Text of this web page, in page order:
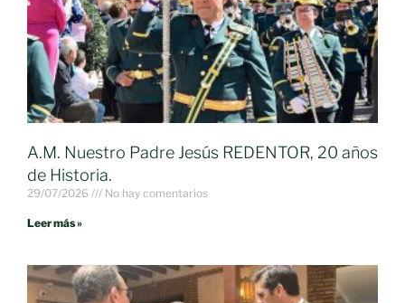
A.M. Nuestro Padre Jesús REDENTOR, 20 años
de Historia.
29/07/2026 No hay comentarios
Leer más »